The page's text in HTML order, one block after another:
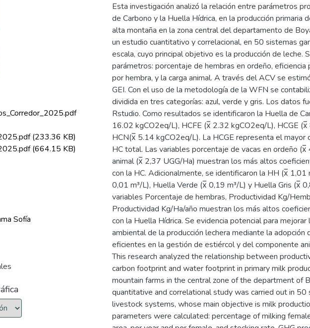
(233.36 KB)
(664.15 KB)
Sofía
Esta investigación analizó la relación entre parámetros
de Carbono y la Huella Hídrica, en la producción primaria
alta montaña en la zona central del departamento de
un estudio cuantitativo y correlacional, en 50 sistemas
escala, cuyo principal objetivo es la producción de leche.
parámetros: porcentaje de hembras en ordeño, eficiencia
por hembra, y la carga animal. A través del ACV se
GEI. Con el uso de la metodología de la WFN se
dividida en tres categorías: azul, verde y gris. Los datos
Rstudio. Como resultados se identificaron la Huella de
16.02 kgCO2eq/L), HCFE (x̅ 2.32 kgCO2eq/L), HCGE
HCN(x̅ 5.14 kgCO2eq/L). La HCGE representa el mayor
HC total. Las variables porcentaje de vacas en ordeño (x̅
animal (x̅ 2,37 UGG/Ha) muestran los más altos
con la HC. Adicionalmente, se identificaron la HH (x̅ 1,01
0,01 m³/L), Huella Verde (x̅ 0,19 m³/L) y Huella Gris (x̅
variables Porcentaje de hembras, Productividad Kg/
Productividad Kg/Ha/año muestran los más altos
con la Huella Hídrica. Se evidencia potencial para
ambiental de la producción lechera mediante la adopción
eficientes en la gestión de estiércol y del componente
This research analyzed the relationship between
carbon footprint and water footprint in primary milk
mountain farms in the central zone of the department of
quantitative and correlational study was carried out in 50
livestock systems, whose main objective is milk
parameters were calculated: percentage of milking